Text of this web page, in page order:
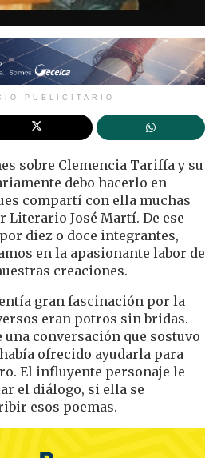
PUBLICITARIO
sobre Clemencia Tariffa y su
debo hacerlo en
compartí con ella muchas
Literario José Martí. De ese
diez o doce integrantes,
en la apasionante labor de
creaciones.
gran fascinación por la
eran potros sin bridas.
una conversación que sostuvo
ofrecido ayudarla para
El influyente personaje le
el diálogo, si ella se
esos poemas.